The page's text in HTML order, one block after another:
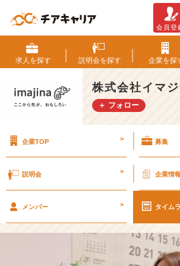
入
社
員
記
事】
営
の
【株
社
イ
マ
会員登
求人を探す 説明会を探す 企業を探
株式会社イマ
＋ フォロー
企業TOP > 募集
説明会 > 企業情報
メンバー > タイム